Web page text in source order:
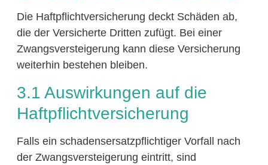
Die Haftpflichtversicherung deckt Schäden ab,
die der Versicherte Dritten zufügt. Bei einer
Zwangsversteigerung kann diese Versicherung
weiterhin bestehen bleiben.
3.1 Auswirkungen auf die
Haftpflichtversicherung
Falls ein schadensersatzpflichtiger Vorfall nach
der Zwangsversteigerung eintritt, sind